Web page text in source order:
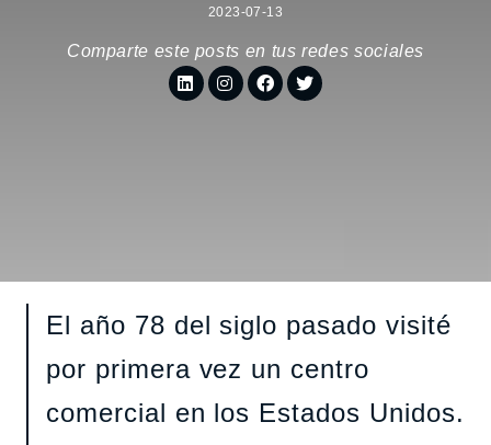
2023-07-13
Comparte este posts en tus redes sociales
El año 78 del siglo pasado visité
por primera vez un centro
comercial en los Estados Unidos.